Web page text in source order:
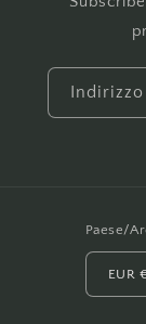
Indirizzo
Paese/